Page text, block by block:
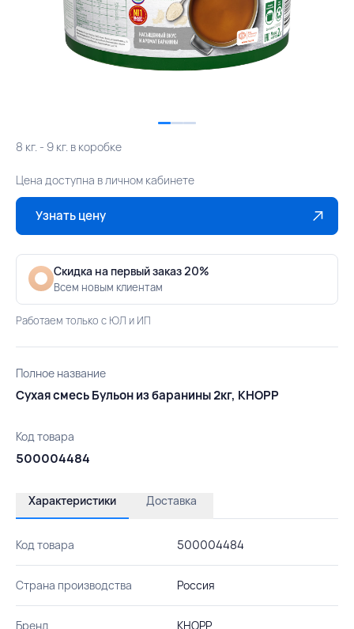
8 кг. - 9 кг. в коробке
Цена доступна в личном кабинете
Узнать цену
Скидка на первый заказ 20%
Всем новым клиентам
Работаем только с ЮЛ и ИП
Полное название
Сухая смесь Бульон из баранины 2кг, КНОРР
Код товара
500004484
Характеристики Доставка
Код товара 500004484
Страна производства Россия
Бренд КНОРР